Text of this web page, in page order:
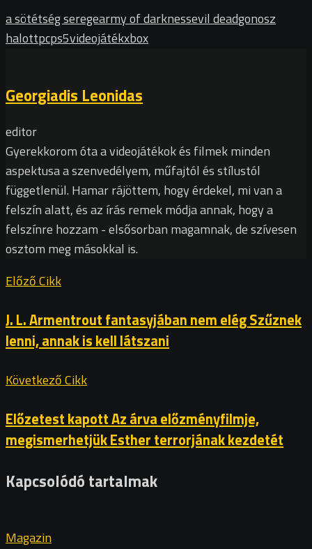
a sötétség seregearmy of darknessevil deadgonosz
halottpcps5videojátékxbox
Georgiadis Leonidas
editor
Gyerekkorom óta a videojátékok és filmek minden
aspektusa a szenvedélyem, műfajtól és stílustól
függetlenül. Hamar rájöttem, hogy érdekel, mi van a
felszín alatt, és az írás remek módja annak, hogy a
felszínre hozzam - elsősorban magamnak, de szívesen
osztom meg másokkal is.
Előző Cikk
J. L. Armentrout fantasyjában nem elég Szűznek
lenni, annak is kell látszani
Következő Cikk
Előzetest kapott Az árva előzményfilmje,
megismerhetjük Esther terrorjának kezdetét
Kapcsolódó tartalmak
Magazin